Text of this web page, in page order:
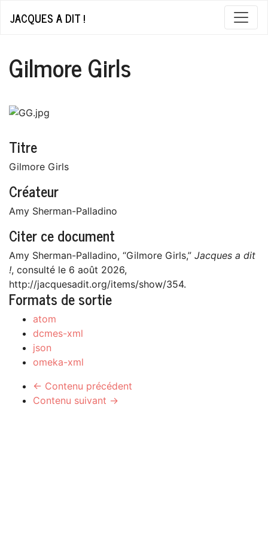
JACQUES A DIT !
Gilmore Girls
Titre
Gilmore Girls
Créateur
Amy Sherman-Palladino
Citer ce document
Amy Sherman-Palladino, “Gilmore Girls,” Jacques a dit
!, consulté le 6 août 2026,
http://jacquesadit.org/items/show/354.
Formats de sortie
atom
dcmes-xml
json
omeka-xml
← Contenu précédent
Contenu suivant →